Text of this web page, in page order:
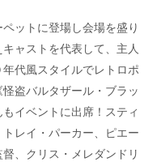
ットに登場し会場を盛り
ャストを代表して、主人
代風スタイルでレトロポ
盗バルタザール・ブラッ
イベントに出席！スティ
レイ・パーカー、ピエー
、クリス・メレダンドリ